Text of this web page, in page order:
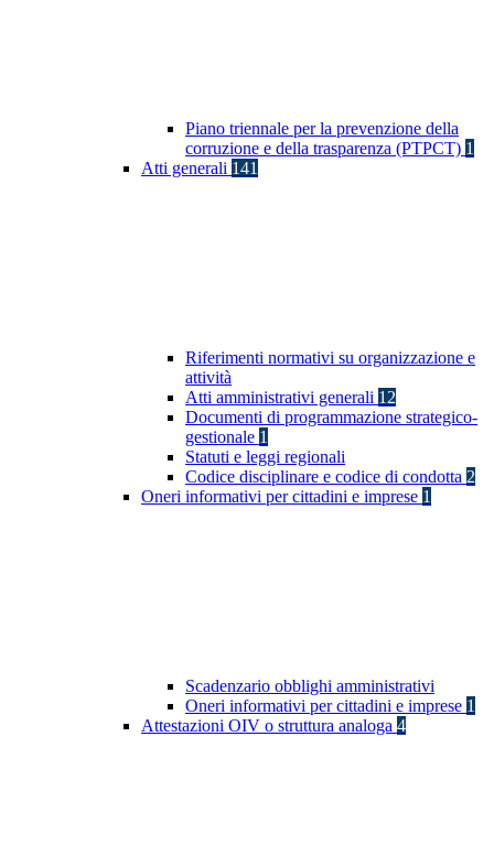
Piano triennale per la prevenzione della
corruzione e della trasparenza (PTPCT) 1
Atti generali 141
Riferimenti normativi su organizzazione e
attività
Atti amministrativi generali 12
Documenti di programmazione strategico-
gestionale 1
Statuti e leggi regionali
Codice disciplinare e codice di condotta 2
Oneri informativi per cittadini e imprese 1
Scadenzario obblighi amministrativi
Oneri informativi per cittadini e imprese 1
Attestazioni OIV o struttura analoga 4